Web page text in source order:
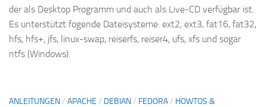
der als Desktop Programm und auch als Live-CD verfügbar ist.
Es unterstützt fogende Dateisysteme: ext2, ext3, fat16, fat32,
hfs, hfs+, jfs, linux-swap, reiserfs, reiser4, ufs, xfs und sogar
ntfs (Windows).
ANLEITUNGEN/ APACHE / DEBIAN/ FEDORA/ HOWTOS &